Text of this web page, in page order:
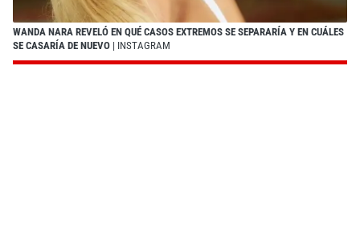
WANDA NARA REVELÓ EN QUÉ CASOS EXTREMOS SE SEPARARÍA Y EN CUÁLES
SE CASARÍA DE NUEVO | INSTAGRAM